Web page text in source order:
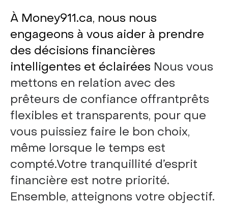
À Money911.ca, nous nous
engageons à vous aider à prendre
des décisions financières
intelligentes et éclairées Nous vous
mettons en relation avec des
prêteurs de confiance offrantprêts
flexibles et transparents, pour que
vous puissiez faire le bon choix,
même lorsque le temps est
compté.Votre tranquillité d’esprit
financière est notre priorité.
Ensemble, atteignons votre objectif.